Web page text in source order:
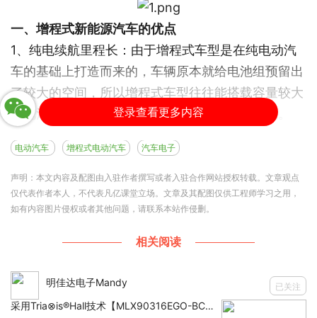
一、增程式新能源汽车的优点
1、纯电续航里程长：由于增程式车型是在纯电动汽
车的基础上打造而来的，车辆原本就给电池组预留出
了较大的空间，所以增程式车型往往能搭载容量较大
的电池组，车辆的纯电续航表现自然也更加出色。
驱动的，所以车辆能给用户带来纯电车般平顺的驾驶
感受，但需要注意的是，增程器在运作的过程中多多
少少都会产生一些噪音，虽然静谧性不如电动车，但
3、后期维修成本低：混动车型从工作原理上可以分
是最简单的串联模式，因为系统的构造比较简单，所
以客观来说这种车型的故障率可能会更低，而且车辆
登录查看更多内容
电动汽车 增程式电动汽车 汽车电子
声明：本文内容及配图由入驻作者撰写或者入驻合作网站授权转载。文章观点
仅代表作者本人，不代表凡亿课堂立场。文章及其配图仅供工程师学习之用，
如有内容图片侵权或者其他问题，请联系本站作侵删。
相关阅读
明佳达电子Mandy 已关注
采用Tria⊗is®Hall技术【MLX90316EGO-BCG-000-RE】非接触式旋转位置传感器